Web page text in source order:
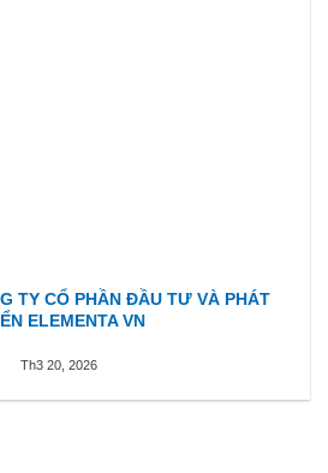
TY CỔ PHẦN ĐẦU TƯ VÀ PHÁT
ELEMENTA VN
Th3 20, 2026